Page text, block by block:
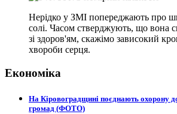
Нерідко у ЗМІ попереджають про
солі. Часом стверджують, що вона
зі здоров'ям, скажімо зависокий
хвороби серця.
Економіка
На Кіровоградщині поєднають охорону
громад (ФОТО)